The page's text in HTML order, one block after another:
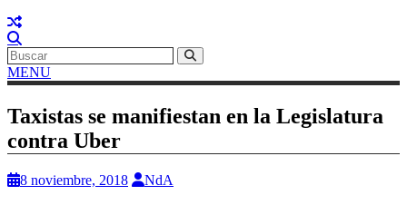
MENU
Taxistas se manifiestan en la Legislatura
contra Uber
8 noviembre, 2018 NdA